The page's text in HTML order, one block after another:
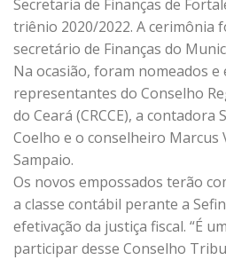
Secretaria de Finanças de
triênio 2020/2022. A cerimônia
secretário de Finanças do
Na ocasião, foram nomeados e
representantes do Conselho
do Ceará (CRCCE), a contadora
Coelho e o conselheiro Marcus
Sampaio.
Os novos empossados terão
a classe contábil perante a
efetivação da justiça fiscal. “É
participar desse Conselho